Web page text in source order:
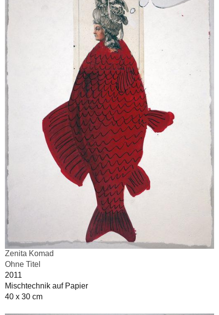
Zenita Komad
Ohne Titel
2011
Mischtechnik auf Papier
40 x 30 cm